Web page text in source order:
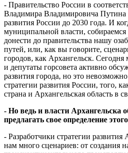
- Правительство России в
Владимира Владимировича Путина
развития России до 2030 года. И
муниципальной власти,
донести до правительства нашу
путей, или, как вы говорите,
городов, как Архангельск. Сегодня
и депутаты горсовета активно
развития города, но это
стратегии развития России, того,
страна и Архангельская область в
- Но ведь и власти Архангельска
предлагать свое определение
- Разработчики стратегии развития
нам много сценариев: от создания